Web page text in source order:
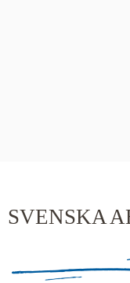
SVENSKA